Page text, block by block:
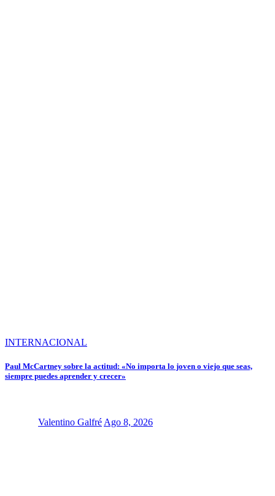
INTERNACIONAL
Paul McCartney sobre la actitud: «No importa lo joven o viejo que seas,
siempre puedes aprender y crecer»
Valentino Galfré Ago 8, 2026